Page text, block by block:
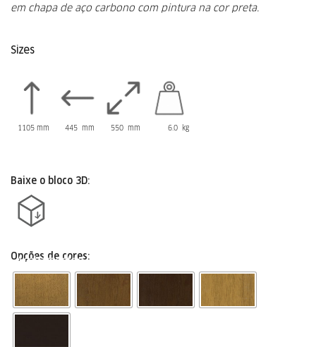
em chapa de aço carbono com pintura na cor preta.
Sizes
1105 mm 445 mm 550 mm 6.0 kg
Baixe o bloco 3D:
Opções de cores:
Acabamentos